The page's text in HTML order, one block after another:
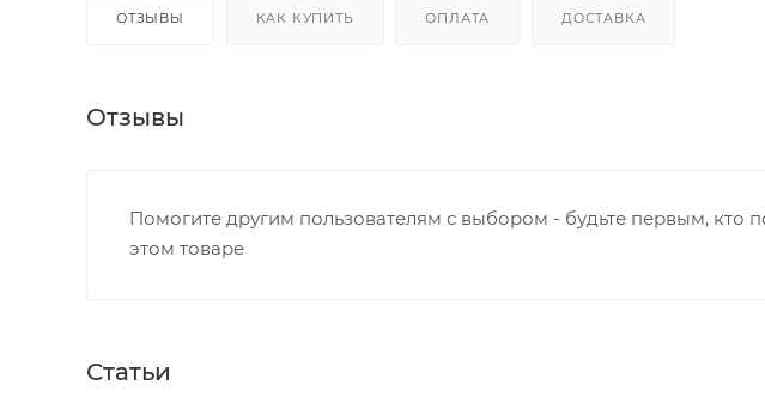
ОТЗЫВЫ КАК КУПИТЬ ОПЛАТА ДОСТАВКА
Отзывы
Помогите другим пользователям с выбором - будьте первым, кто
этом товаре
Статьи